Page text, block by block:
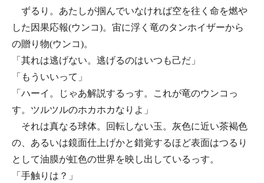
ずるり。あたしが掴んでいなければ空を往く命を燃や
した因果応報(ウンコ)。宙に浮く竜のタンホイザーから
の贈り物(ウンコ)。
「其れは逃げない。逃げるのはいつも己だ」
「もういいって」
「ハーイ。じゃあ解説するっす。これが竜のウンコっ
す。ツルツルのホカホカなりよ」
それは真なる球体。回転しない玉。灰色に近い茶褐色
の、あるいは鏡面仕上げかと錯覚するほど表面はつるり
として油膜が虹色の世界を映し出しているっす。
「手触りは？」